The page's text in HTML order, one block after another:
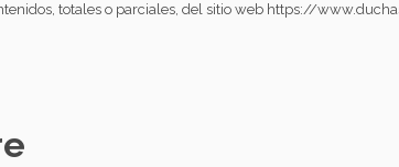
totales o parciales, del sitio web https://